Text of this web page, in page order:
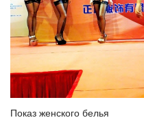
Показ женского белья